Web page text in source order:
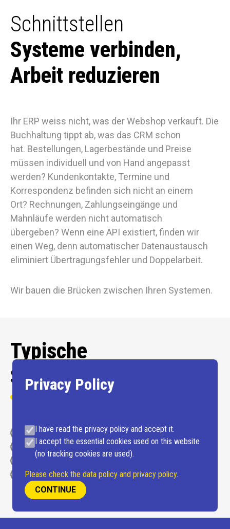
Individualsupport
Schnittstellen
Schnittstellen
Systeme verbinden,
Arbeit reduzieren
Ihr ERP weiss nicht, was der Webshop verkauft. Die
Buchhaltung tippt ab, was das CRM schon
hat. Bestellungen, Lagerbestände und Preise
müssen individuell und von Hand angepasst
werden? Kundenkontakte, Termine und
Korrespondenz befinden sich nicht an einem
Ort? Rechnungen, Zahlungseingänge und
Mahnläufe werden nicht automatisch
übergeben? Wenn eine API existiert, finden wir
einen Weg, denn automatischer Datenaustausch
eliminiert Übertragungsfehler und Doppelarbeit.
Wir bauen die Brücken zwischen Ihren Systemen.
Typische
Schnittstellenprojekte
ERP und Webshop
CRM und E-Mail / Kalender
Buchhaltung und Faktura
Branchenspezifische Systeme
Privacy Policy
I have read the privacy policy and accept it.
I accept the essential cookies used on this website
(no tracking cookies are used).
Please check the data policy and privacy policy.
CONTINUE